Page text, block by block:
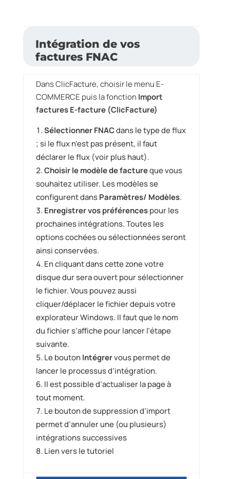
Intégration de vos
factures FNAC
Dans ClicFacture, choisir le menu E-
COMMERCE puis la fonction Import
factures E-facture (ClicFacture)
Sélectionner FNACdans le type de flux
; si le flux n’est pas présent, il faut
déclarer le flux (voir plus haut).
Choisir le modèle de factureque vous
souhaitez utiliser. Les modèles se
configurent dansParamètres/ Modèles.
Enregistrer vos préférencespour les
prochaines intégrations. Toutes les
options cochées ou sélectionnées seront
ainsi conservées.
En cliquant dans cette zone votre
disque dur sera ouvert pour sélectionner
le fichier. Vous pouvez aussi
cliquer/déplacer le fichier depuis votre
explorateur Windows. Il faut que le nom
du fichier s’affiche pour lancer l’étape
suivante.
Le boutonIntégrervous permet de
lancer le processus d’intégration.
Il est possible d’actualiser la page à
tout moment.
Le bouton de suppression d’import
permet d’annuler une (ou plusieurs)
intégrations successives
Lien vers le tutoriel